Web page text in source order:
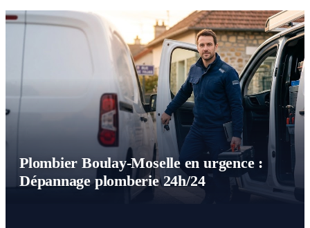
Plombier Boulay-Moselle en urgence :
Dépannage plomberie 24h/24